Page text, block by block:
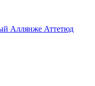
Аллянже Аттетюд